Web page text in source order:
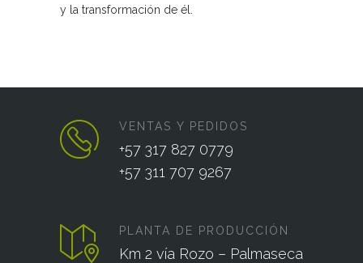
y la transformación de él.
VENTAS Y PEDIDOS
+57 317 827 0779
+57 311 707 9267
PLANTA DE PRODUCCIÓN
Km 2 vía Rozo – Palmaseca